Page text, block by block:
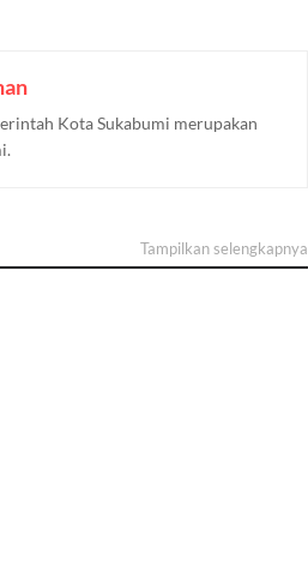
Kota Sukabumi merupakan
Tampilkan selengkapnya